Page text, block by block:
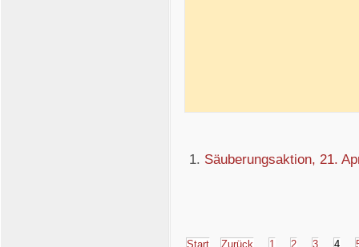
Säuberungsaktion, 21.
Start Zurück 1 2 3 4